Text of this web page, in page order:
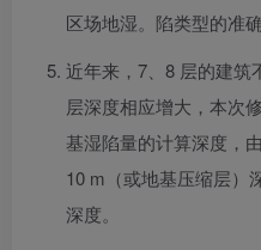
区场地湿。陷类型的准
近年来，7、8 层的建筑
层深度相应增大，本次
基湿陷量的计算深度，
10 m（或地基压缩层）
深度。